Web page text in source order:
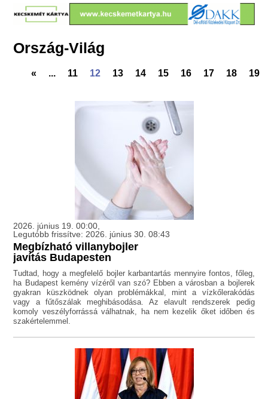
Ország-Világ
« ... 11 12 13 14 15 16 17 18 19
2026. június 19. 00:00,
Legutóbb frissítve: 2026. június 30. 08:43
Megbízható villanybojler
javítás Budapesten
Tudtad, hogy a megfelelő bojler karbantartás mennyire fontos, főleg,
ha Budapest kemény vízéről van szó? Ebben a városban a bojlerek
gyakran küszködnek olyan problémákkal, mint a vízkőlerakódás
vagy a fűtőszálak meghibásodása. Az elavult rendszerek pedig
komoly veszélyforrássá válhatnak, ha nem kezelik őket időben és
szakértelemmel.